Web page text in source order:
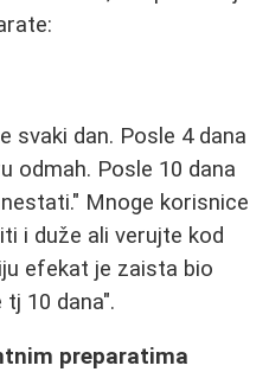
svaki dan. Posle 4 dana
odmah. Posle 10 dana
Mnoge korisnice
i duže ali verujte kod
efekat je zaista bio
10 dana".
preparatima